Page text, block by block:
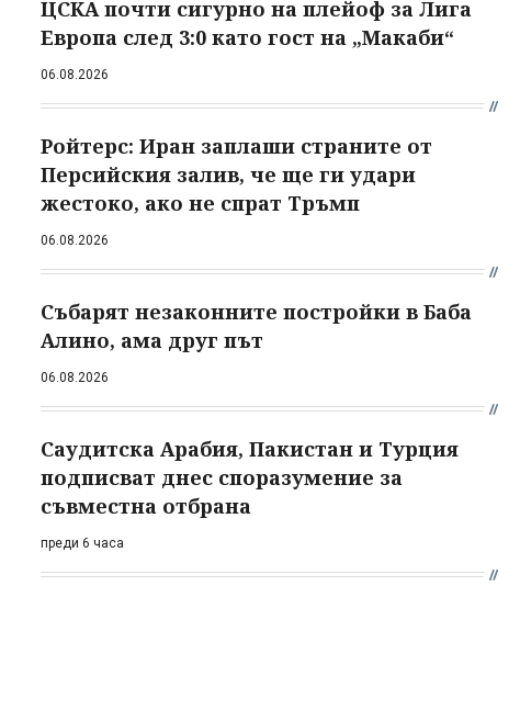
ЦСКА почти сигурно на плейоф за Лига
Европа след 3:0 като гост на „Макаби“
06.08.2026
Ройтерс: Иран заплаши страните от
Персийския залив, че ще ги удари
жестоко, ако не спрат Тръмп
06.08.2026
Събарят незаконните постройки в Баба
Алино, ама друг път
06.08.2026
Саудитска Арабия, Пакистан и Турция
подписват днес споразумение за
съвместна отбрана
преди 6 часа